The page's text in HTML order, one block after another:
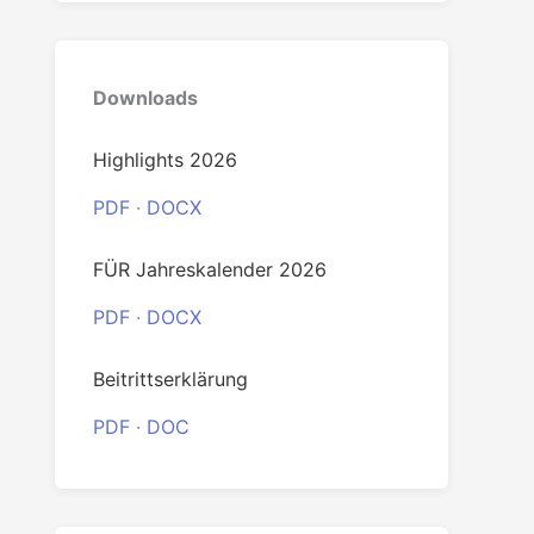
Downloads
Highlights 2026
PDF · DOCX
FÜR Jahreskalender 2026
PDF · DOCX
Beitrittserklärung
PDF · DOC